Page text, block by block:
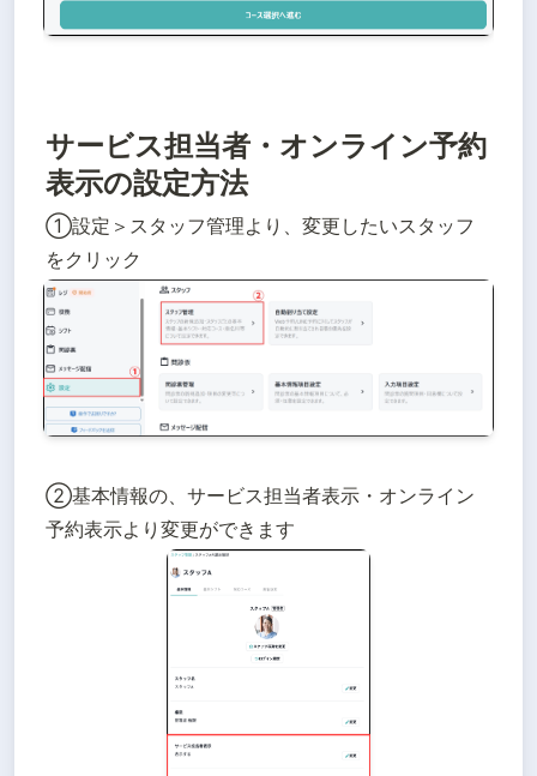
サービス担当者・オンライン予約
表示の設定方法
①設定＞スタッフ管理より、変更したいスタッフ
をクリック
②基本情報の、サービス担当者表示・オンライン
予約表示より変更ができます